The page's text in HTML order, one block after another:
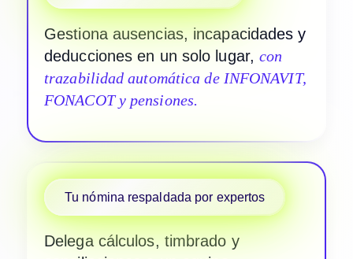
Gestiona ausencias, incapacidades y
deducciones en un solo lugar,con
trazabilidad automática de INFONAVIT,
FONACOT y pensiones.
Tu nómina respaldada por expertos
Delega cálculos, timbrado y